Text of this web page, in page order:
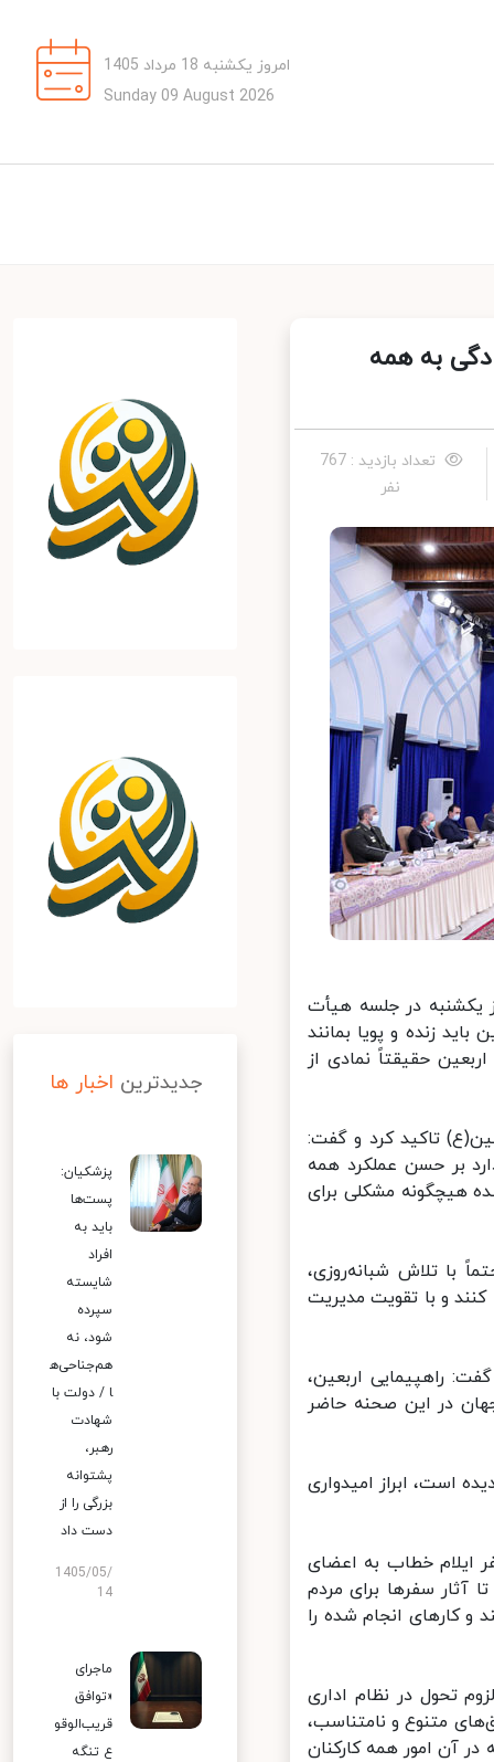
امروز یکشنبه 18 مرداد 1405
Sunday 09 August 2026
به همه
تعداد بازدید : 767
نفر
یکشنبه در جلسه هیأت
زنده و پویا بمانند
حقیقتاً نمادی از
تاکید کرد و گفت:
بر حسن عملکرد همه
هیچگونه مشکلی برای
با تلاش شبانه‌روزی،
و با تقویت مدیریت
راهپیمایی اربعین،
در این صحنه حاضر
ابراز امیدواری
خطاب به اعضای
سفرها برای مردم
کارهای انجام شده را
تحول در نظام اداری
متنوع و نامتناسب،
آن امور همه کارکنان
جدیدترین اخبار ها
پزشکیان:
پست‌ها
باید به
افراد
شایسته
سپرده
شود، نه
هم‌جناحی‌ه
ا / دولت با
شهادت
رهبر،
پشتوانه
بزرگی را از
دست داد
1405/05/
14
ماجرای
«توافق
قریب‌الوقو
ع تنگه